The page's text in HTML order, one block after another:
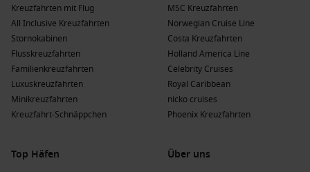
Kreuzfahrten mit Flug
All Inclusive Kreuzfahrten
Stornokabinen
Flusskreuzfahrten
Familienkreuzfahrten
Luxuskreuzfahrten
Minikreuzfahrten
Kreuzfahrt-Schnäppchen
MSC Kreuzfahrten
Norwegian Cruise Line
Costa Kreuzfahrten
Holland America Line
Celebrity Cruises
Royal Caribbean
nicko cruises
Phoenix Kreuzfahrten
Top Häfen
Über uns